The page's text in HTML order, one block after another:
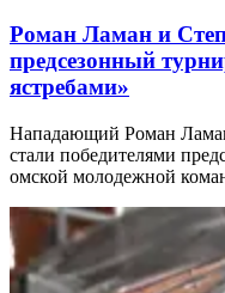
Роман Ламан и
предсезонный
ястребами»
Нападающий Роман
стали победителями
омской молодежной